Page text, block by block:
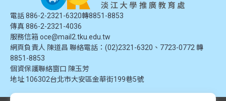
電話 886-2-2321-6320轉8851-8853
傳真 886-2-2321-4036
服務信箱 oce@mail2.tku.edu.tw
網頁負責人 陳道昌 聯絡電話：(02)2321-6320、7723-0772 轉
8851-8853
個資保護聯絡窗口 陳玉芳
地址 106302台北市大安區金華街199巷5號